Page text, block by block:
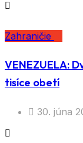
Zahraničie
VENEZUELA:
tisíce obetí
30. júna